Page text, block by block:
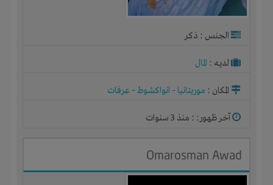
الجنس : ذكر
لديـه : المال
المكان : موريتانيا - انواكشوط- عرفات
آخر ظهور: : منذ 3 سنوات
Omarosman Awad